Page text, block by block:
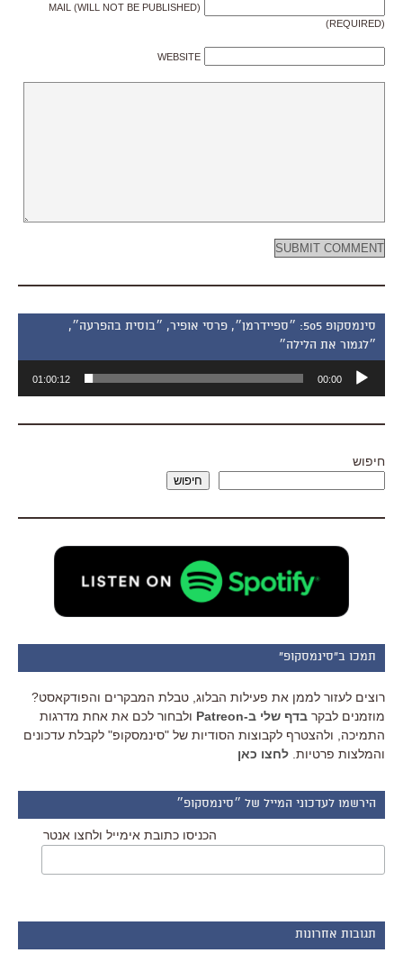
MAIL (WILL NOT BE PUBLISHED)
(REQUIRED)
WEBSITE
סינמסקופ 505: ״ספיידרמן״, פרסי אופיר, ״בוסית בהפרעה״,
״לגמור את הלילה״
אודיו
00:00
01:00:12
חיפוש
חיפוש
תמכו ב"סינמסקופ"
רוצים לעזור לממן את פעילות הבלוג, טבלת המבקרים והפודקאסט?
מוזמנים לבקר בדף שלי ב-Patreon
ולבחור לכם את אחת מדרגות
התמיכה, ולהצטרף לקבוצות הסודיות של "סינמסקופ" לקבלת עדכונים
והמלצות פרטיות. לחצו כאן
הירשמו לעדכוני המייל של ״סינמסקופ״
הכניסו כתובת אימייל ולחצו אנטר
תגובות אחרונות